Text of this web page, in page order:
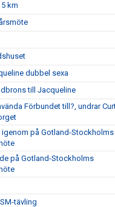
km
dubbel sexa
till Jacqueline
Förbundet till?, undrar
igenom på Gotland-Stockholms
på Gotland-Stockholms
tävling